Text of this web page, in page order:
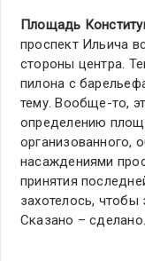
Площадь
проспект Ильича
стороны центра.
пилона с
тему. Вообще-то,
определению
организованного,
насаждениями
принятия
захотелось,
Сказано – сделано.